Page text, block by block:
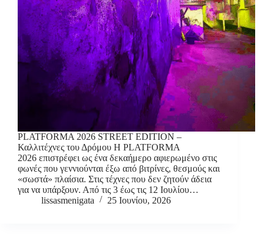
PLATFORMA 2026 STREET EDITION –
Καλλιτέχνες του Δρόμου Η PLATFORMA
2026 επιστρέφει ως ένα δεκαήμερο αφιερωμένο στις
φωνές που γεννιούνται έξω από βιτρίνες, θεσμούς και
«σωστά» πλαίσια. Στις τέχνες που δεν ζητούν άδεια
για να υπάρξουν. Από τις 3 έως τις 12 Ιουλίου…
lissasmenigata
25 Ιουνίου, 2026